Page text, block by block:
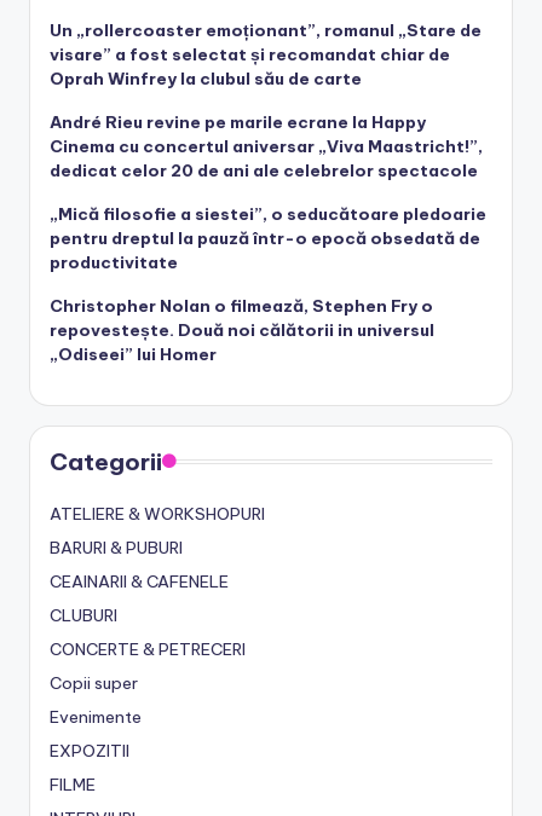
Un „rollercoaster emoționant”, romanul „Stare de
visare” a fost selectat și recomandat chiar de
Oprah Winfrey la clubul său de carte
André Rieu revine pe marile ecrane la Happy
Cinema cu concertul aniversar „Viva Maastricht!”,
dedicat celor 20 de ani ale celebrelor spectacole
„Mică filosofie a siestei”, o seducătoare pledoarie
pentru dreptul la pauză într-o epocă obsedată de
productivitate
Christopher Nolan o filmează, Stephen Fry o
repovestește. Două noi călătorii in universul
„Odiseei” lui Homer
Categorii
ATELIERE & WORKSHOPURI
BARURI & PUBURI
CEAINARII & CAFENELE
CLUBURI
CONCERTE & PETRECERI
Copii super
Evenimente
EXPOZITII
FILME